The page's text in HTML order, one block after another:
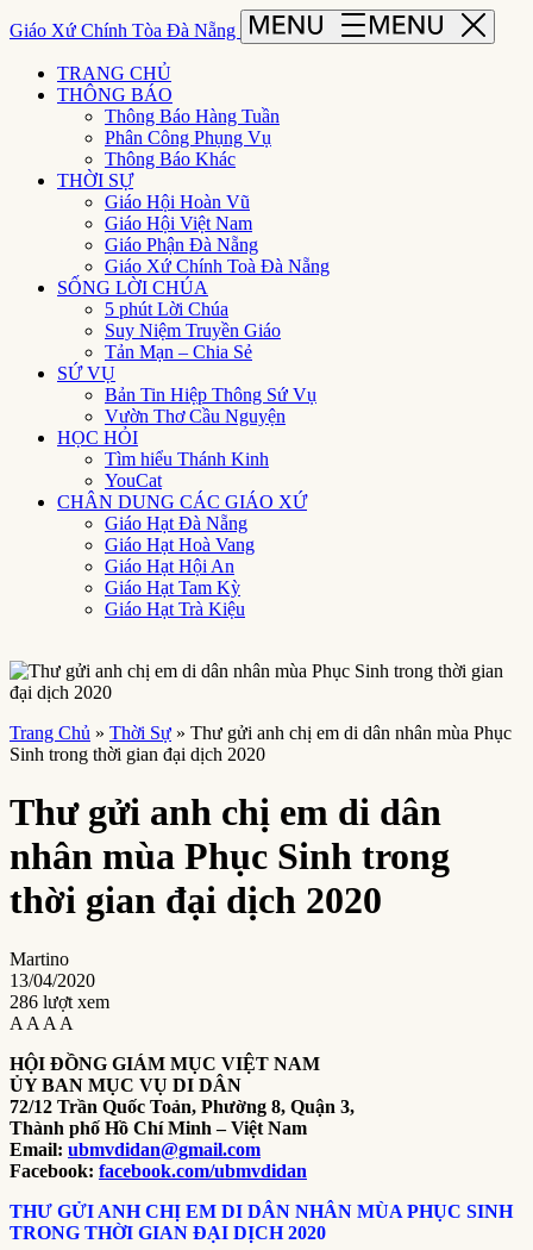
Giáo Xứ Chính Tòa Đà Nẵng
TRANG CHỦ
THÔNG BÁO
Thông Báo Hàng Tuần
Phân Công Phụng Vụ
Thông Báo Khác
THỜI SỰ
Giáo Hội Hoàn Vũ
Giáo Hội Việt Nam
Giáo Phận Đà Nẵng
Giáo Xứ Chính Toà Đà Nẵng
SỐNG LỜI CHÚA
5 phút Lời Chúa
Suy Niệm Truyền Giáo
Tản Mạn – Chia Sẻ
SỨ VỤ
Bản Tin Hiệp Thông Sứ Vụ
Vườn Thơ Cầu Nguyện
HỌC HỎI
Tìm hiểu Thánh Kinh
YouCat
CHÂN DUNG CÁC GIÁO XỨ
Giáo Hạt Đà Nẵng
Giáo Hạt Hoà Vang
Giáo Hạt Hội An
Giáo Hạt Tam Kỳ
Giáo Hạt Trà Kiệu
Trang Chủ » Thời Sự » Thư gửi anh chị em di dân nhân mùa Phục
Sinh trong thời gian đại dịch 2020
Thư gửi anh chị em di dân
nhân mùa Phục Sinh trong
thời gian đại dịch 2020
Martino
13/04/2020
286 lượt xem
A A A A
HỘI ĐỒNG GIÁM MỤC VIỆT NAM
ỦY BAN MỤC VỤ DI DÂN
72/12 Trần Quốc Toản, Phường 8, Quận 3,
Thành phố Hồ Chí Minh – Việt Nam
Email: ubmvdidan@gmail.com
Facebook: facebook.com/ubmvdidan
THƯ GỬI ANH CHỊ EM DI DÂN NHÂN MÙA PHỤC SINH
TRONG THỜI GIAN ĐẠI DỊCH 2020